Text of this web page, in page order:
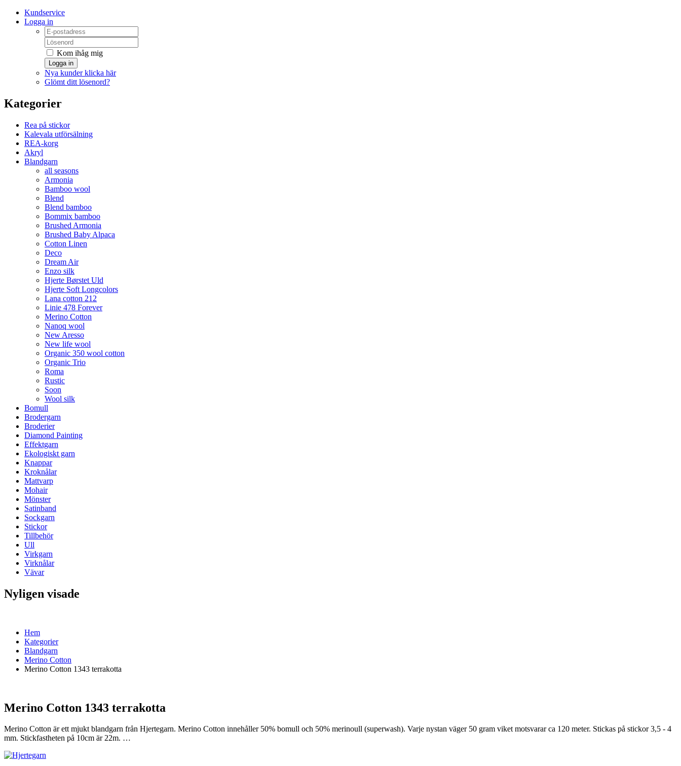
Kundservice
Logga in
Kom ihåg mig
Logga in
Nya kunder klicka här
Glömt ditt lösenord?
Kategorier
Rea på stickor
Kalevala utförsälning
REA-korg
Akryl
Blandgarn
all seasons
Armonia
Bamboo wool
Blend
Blend bamboo
Bommix bamboo
Brushed Armonia
Brushed Baby Alpaca
Cotton Linen
Deco
Dream Air
Enzo silk
Hjerte Børstet Uld
Hjerte Soft Longcolors
Lana cotton 212
Linie 478 Forever
Merino Cotton
Nanoq wool
New Aresso
New life wool
Organic 350 wool cotton
Organic Trio
Roma
Rustic
Soon
Wool silk
Bomull
Brodergarn
Broderier
Diamond Painting
Effektgarn
Ekologiskt garn
Knappar
Kroknålar
Mattvarp
Mohair
Mönster
Satinband
Sockgarn
Stickor
Tillbehör
Ull
Virkgarn
Virknålar
Vävar
Nyligen visade
Hem
Kategorier
Blandgarn
Merino Cotton
Merino Cotton 1343 terrakotta
Merino Cotton 1343 terrakotta
Merino Cotton är ett mjukt blandgarn från Hjertegarn. Merino Cotton innehåller 50% bomull och 50% merinoull (superwash). Varje nystan väger 50 gram viket motsvarar ca 120 meter. Stickas på stickor 3,5 - 4
mm. Stickfastheten på 10cm är 22m. …